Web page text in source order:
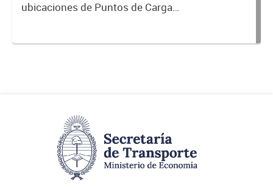
ubicaciones de Puntos de Carga